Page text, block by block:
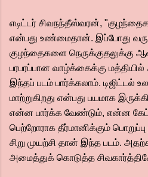
எடிட்டர் சிவநந்தீஸ்வரன்,
என்பது உண்மைதான். இப்போது
குழந்தைகளை நெருக்குதலுக்கு
பரபரப்பான வாழ்க்கைக்கு
இந்தப் படம் பார்க்கலாம். டிஜிட்டல்
மாற்றுகிறது என்பது பயமாக
என்ன பார்க்க வேண்டும், என்ன
பெற்றோராக தீர்மானிக்கும்
சிறு முயற்சி தான் இந்த படம்.
அமைத்துக் கொடுத்த